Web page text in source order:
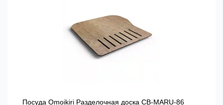
Посуда Omoikiri Разделочная доска CB-MARU-86